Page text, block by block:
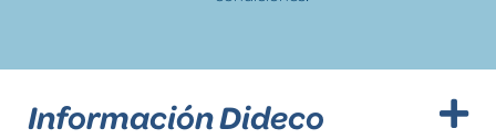
Información Dideco